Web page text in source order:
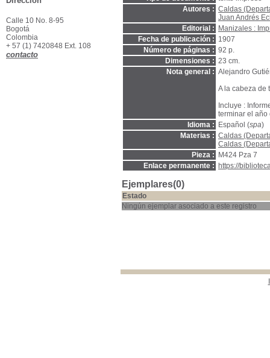
Autores : Caldas
Juan Andrés
Editorial :
Manizales :
Fecha de publicación : 1907
Número de páginas : 92 p.
Dimensiones : 23 cm.
Nota general : Alejandro
A la cabeza de
Incluye :
terminar el año
Idioma :
Español (spa)
Materias : Caldas
Caldas
Pieza :
M424 Pza 7
Enlace permanente :
https://
Ejemplares(0)
Estado
Ningún ejemplar asociado a este registro
Calle 10 No. 8-95
Bogotá
Colombia
+ 57 (1) 7420848 Ext. 108
contacto